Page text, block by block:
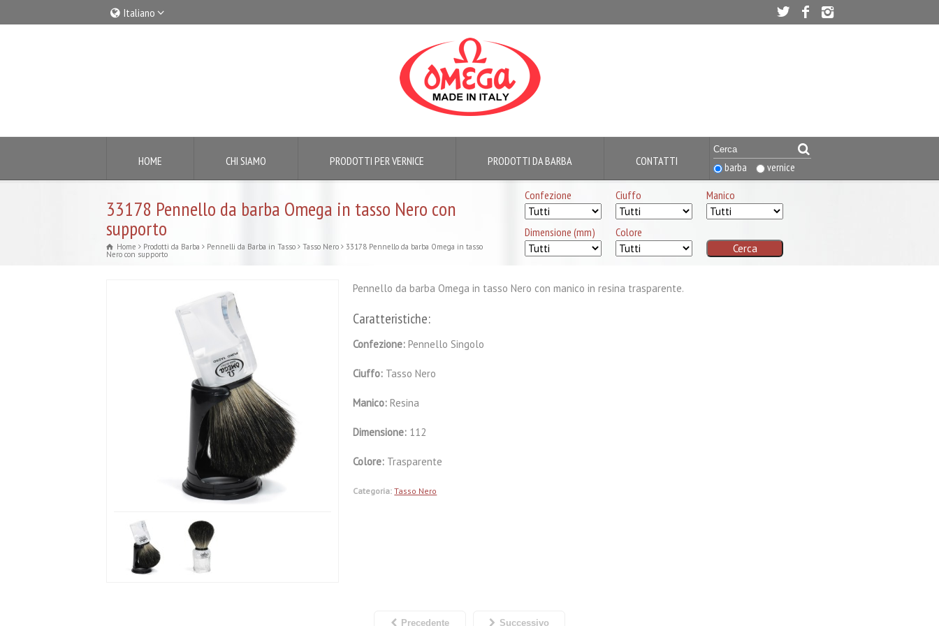
Italiano
HOME CHI SIAMO PRODOTTI PER VERNICE PRODOTTI DA BARBA CONTATTI barba vernice
33178 Pennello da barba Omega in tasso Nero con
supporto
Home Prodotti da Barba Pennelli da Barba in Tasso Tasso Nero 33178 Pennello da barba Omega in tasso
Nero con supporto
Confezione Ciuffo Manico
Dimensione (mm) Colore
Pennello da barba Omega in tasso Nero con manico in resina trasparente.
Caratteristiche:
Confezione:Pennello Singolo
Ciuffo: Tasso Nero
Manico:Resina
Dimensione: 112
Colore: Trasparente
Categoria: Tasso Nero
Precedente Successivo